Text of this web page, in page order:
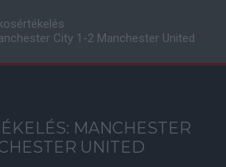
City 1-2 Manchester United
MANCHESTER
UNITED